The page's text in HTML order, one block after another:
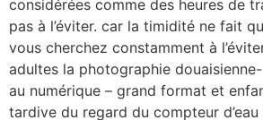
considérées comme des heures de
pas à l’éviter. car la timidité ne fait
vous cherchez constamment à
adultes la photographie
au numérique – grand format et
tardive du regard du compteur